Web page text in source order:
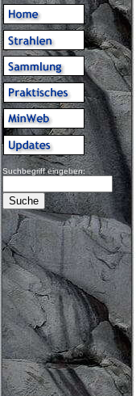
Suchbegriff eingeben: